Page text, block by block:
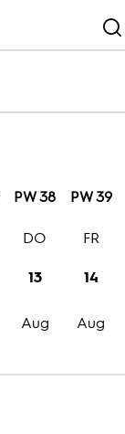
PW 38 PW 39
13
Aug
DO
14
Aug
FR